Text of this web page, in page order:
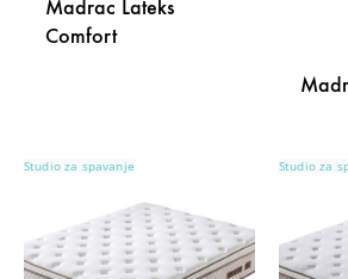
Madrac Lateks
Comfort
Studio za spavanje Studio za